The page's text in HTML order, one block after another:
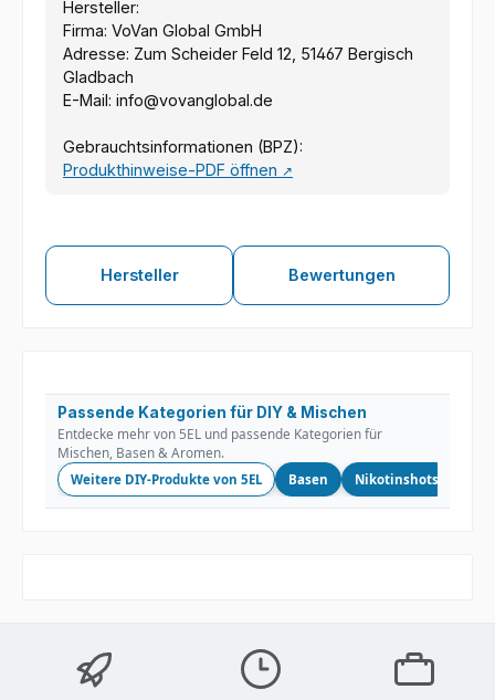
Hersteller:
Firma: VoVan Global GmbH
Adresse: Zum Scheider Feld 12, 51467 Bergisch
Gladbach
E-Mail: info@vovanglobal.de
Gebrauchtsinformationen (BPZ):
Produkthinweise-PDF öffnen ↗
Hersteller Bewertungen
Passende Kategorien für DIY & Mischen
Entdecke mehr von 5EL und passende Kategorien für
Mischen, Basen & Aromen.
Weitere DIY-Produkte von 5EL Basen Nikotinshots